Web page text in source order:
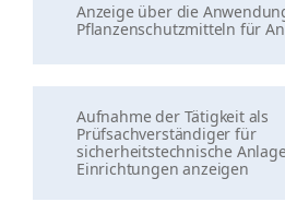
Anzeige über die
Pflanzenschutzmitteln für
Aufnahme der Tätigkeit als
Prüfsachverständiger für
sicherheitstechnische
Einrichtungen anzeigen